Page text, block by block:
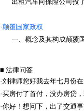
出租汽车向保险公司投了
·颠覆国家政权
一、概念及其构成颠覆国
■ 法律问答
·刘律师您好我去年七月份
·买房付了首付，没办房贷
·你好！想问下，出了交通